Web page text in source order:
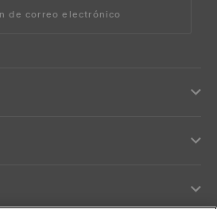
de correo electrónico